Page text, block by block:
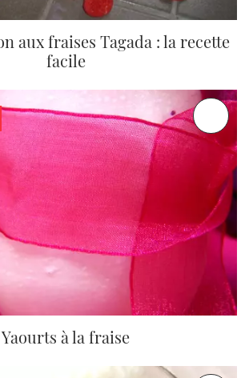
aux fraises Tagada : la recette
facile
Yaourts à la fraise